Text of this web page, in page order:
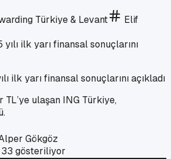
Türkiye & Levant
Elif
ilk yarı finansal sonuçlarını açıkladı
ulaşan ING Türkiye,
Gökgöz
33 gösteriliyor